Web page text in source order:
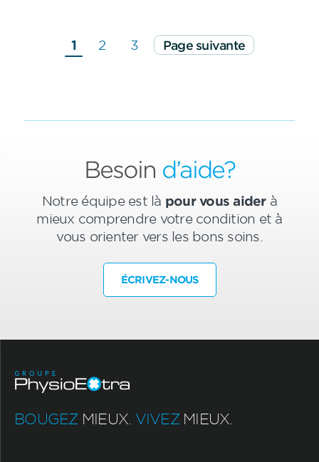
1 2 3 Page suivante
Besoin d’aide?
Notre équipe est là pour vous aiderà
mieux comprendre votre condition et à
vous orienter vers les bons soins.
ÉCRIVEZ-NOUS
BOUGEZ MIEUX. VIVEZ MIEUX.